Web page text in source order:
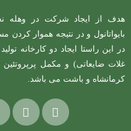
هدف از ایجاد شرکت در وهله
بایواتانول و در نتیجه هموار
در این راستا ایجاد دو کارخانه
غلات ضایعاتی) و مکمل
کرمانشاه و باشت می باشد.